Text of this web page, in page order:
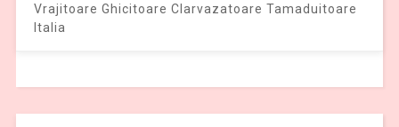
Vrajitoare Ghicitoare Clarvazatoare Tamaduitoare
Italia